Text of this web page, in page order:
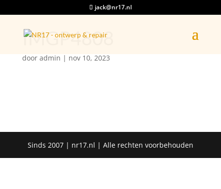
jack@nr17.nl
IMGP4808
door admin | nov 10, 2023
Sinds 2007 | nr17.nl | Alle rechten voorbehouden